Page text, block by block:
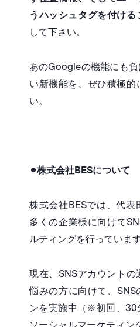
うハッシュタグを付ける
して下さい。
あのGoogleの機能にも
い新機能を、ぜひ積極的
い。
⚫︎株式会社BESについて
株式会社BESでは、代表
多くの企業様に向けて
ルティングを行っています
現在、SNSアカウント
悩みの方に向けて、
ンを実施中（※初回、30